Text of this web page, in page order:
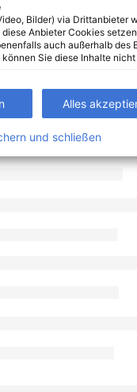
Bilder) via Drittanbieter
Anbieter Cookies
auch außerhalb des
Sie diese Inhalte
Alles
und schließen